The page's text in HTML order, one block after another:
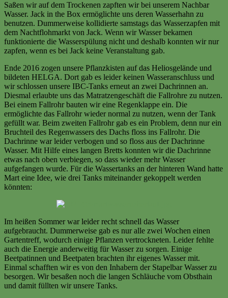
Saßen wir auf dem Trockenen zapften wir bei unserem Nachbar
Wasser. Jack in the Box ermöglichte uns deren Wasserhahn zu
benutzen. Dummerweise kollidierte samstags das Wasserzapfen mit
dem Nachtflohmarkt von Jack. Wenn wir Wasser bekamen
funktionierte die Wasserspülung nicht und deshalb konnten wir nur
zapfen, wenn es bei Jack keine Veranstaltung gab.
Ende 2016 zogen unsere Pflanzkisten auf das Heliosgelände und
bildeten HELGA. Dort gab es leider keinen Wasseranschluss und
wir schlossen unsere IBC-Tanks erneut an zwei Dachrinnen an.
Diesmal erlaubte uns das Matratzengeschäft die Fallrohre zu nutzen.
Bei einem Fallrohr bauten wir eine Regenklappe ein. Die
ermöglichte das Fallrohr wieder normal zu nutzen, wenn der Tank
gefüllt war. Beim zweiten Fallrohr gab es ein Problem, denn nur ein
Bruchteil des Regenwassers des Dachs floss ins Fallrohr. Die
Dachrinne war leider verbogen und so floss aus der Dachrinne
Wasser. Mit Hilfe eines langen Bretts konnten wir die Dachrinne
etwas nach oben verbiegen, so dass wieder mehr Wasser
aufgefangen wurde. Für die Wassertanks an der hinteren Wand hatte
Mart eine Idee, wie drei Tanks miteinander gekoppelt werden
könnten:
Im heißen Sommer war leider recht schnell das Wasser
aufgebraucht. Dummerweise gab es nur alle zwei Wochen einen
Gartentreff, wodurch einige Pflanzen vertrockneten. Leider fehlte
auch die Energie anderweitig für Wasser zu sorgen. Einige
Beetpatinnen und Beetpaten brachten ihr eigenes Wasser mit.
Einmal schafften wir es von den Inhabern der Stapelbar Wasser zu
besorgen. Wir besaßen noch die langen Schläuche vom Obsthain
und damit füllten wir unsere Tanks.